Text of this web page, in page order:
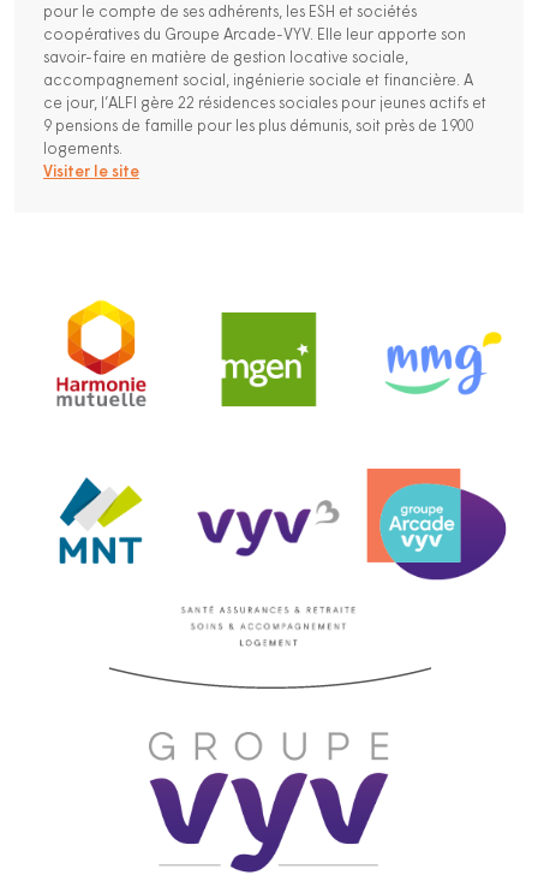
pour le compte de ses adhérents, les ESH et sociétés
coopératives du Groupe Arcade-VYV. Elle leur apporte son
savoir-faire en matière de gestion locative sociale,
accompagnement social, ingénierie sociale et financière. A
ce jour, l’ALFI gère 22 résidences sociales pour jeunes actifs et
9 pensions de famille pour les plus démunis, soit près de 1900
logements.
Visiter le site